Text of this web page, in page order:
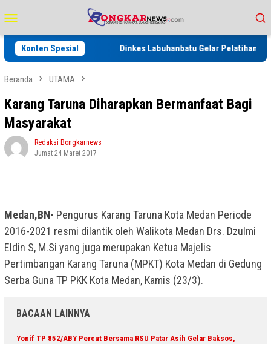
ke
kontenMobile
Konten Spesial
2027 Dinkes Labuhanbatu Gelar Pelatihan Keamanan
Beranda UTAMA
Karang Taruna Diharapkan Bermanfaat Bagi
Masyarakat
Redaksi Bongkarnews
Jumat 24 Maret 2017
Medan,BN- Pengurus Karang Taruna Kota Medan Periode
2016-2021 resmi dilantik oleh Walikota Medan Drs. Dzulmi
Eldin S, M.Si yang juga merupakan Ketua Majelis
Pertimbangan Karang Taruna (MPKT) Kota Medan di Gedung
Serba Guna TP PKK Kota Medan, Kamis (23/3).
BACAAN LAINNYA
Yonif TP 852/ABY Percut Bersama RSU Patar Asih Gelar Baksos,